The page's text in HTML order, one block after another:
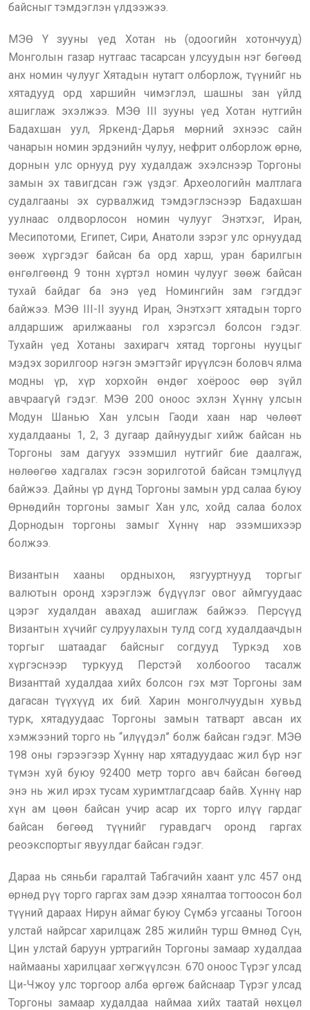
байсныг тэмдэглэн үлдээжээ.
МЭӨ Y зууны үед Хотан нь (одоогийн хотончууд)
Монголын газар нутгаас тасарсан улсуудын нэг бөгөөд
анх номин чулууг Хятадын нутагт олборлож, түүнийг нь
хятадууд орд харшийн чимэглэл, шашны зан үйлд
ашиглаж эхэлжээ. МЭӨ III зууны үед Хотан нутгийн
Бадахшан уул, Яркенд-Дарья мөрний эхнээс сайн
чанарын номин эрдэнийн чулуу, нефрит олборлож өрнө,
дорнын улс орнууд руу худалдаж эхэлснээр Торгоны
замын эх тавигдсан гэж үздэг. Археологийн малтлага
судалгааны эх сурвалжид тэмдэглэснээр Бадахшан
уулнаас олдворлосон номин чулууг Энэтхэг, Иран,
Месипотоми, Египет, Сири, Анатоли зэрэг улс орнуудад
зөөж хүргэдэг байсан ба орд харш, уран барилгын
өнгөлгөөнд 9 тонн хүртэл номин чулууг зөөж байсан
тухай байдаг ба энэ үед Номингийн зам гэгддэг
байжээ. МЭӨ III-II зуунд Иран, Энэтхэгт хятадын торго
алдаршиж арилжааны гол хэрэгсэл болсон гэдэг.
Тухайн үед Хотаны захирагч хятад торгоны нууцыг
мэдэх зорилгоор нэгэн эмэгтэйг ирүүлсэн боловч ялма
модны үр, хүр хорхойн өндөг хоёроос өөр зүйл
авчраагүй гэдэг. МЭӨ 200 оноос эхлэн Хүннү улсын
Модун Шанью Хан улсын Гаоди хаан нар чөлөөт
худалдааны 1, 2, 3 дугаар дайнуудыг хийж байсан нь
Торгоны зам дагуух эзэмшил нутгийг бие даалгаж,
нөлөөгөө хадгалах гэсэн зорилготой байсан тэмцлүүд
байжээ. Дайны үр дүнд Торгоны замын урд салаа буюу
Өрнөдийн торгоны замыг Хан улс, хойд салаа болох
Дорнодын торгоны замыг Хүннү нар эзэмшихээр
болжээ.
Византын хааны ордныхон, язгууртнууд торгыг
валютын оронд хэрэглэж бүдүүлэг овог аймгуудаас
цэрэг худалдан авахад ашиглаж байжээ. Персүүд
Византын хүчийг сулруулахын тулд согд худалдаачдын
торгыг шатаадаг байсныг согдууд Туркэд хов
хүргэснээр туркууд Перстэй холбоогоо тасалж
Византтай худалдаа хийх болсон гэх мэт Торгоны зам
дагасан түүхүүд их бий. Харин монголчуудын хувьд
турк, хятадуудаас Торгоны замын татварт авсан их
хэмжээний торго нь “илүүдэл” болж байсан гэдэг. МЭӨ
198 оны гэрээгээр Хүннү нар хятадуудаас жил бүр нэг
түмэн хуй буюу 92400 метр торго авч байсан бөгөөд
энэ нь жил ирэх тусам хуримтлагдсаар байв. Хүннү нар
хүн ам цөөн байсан учир асар их торго илүү гардаг
байсан бөгөөд түүнийг гуравдагч оронд гаргах
реоэкспортыг явуулдаг байсан гэдэг.
Дараа нь сяньби гаралтай Табгачийн хаант улс 457 онд
өрнөд рүү торго гаргах зам дээр хяналтаа тогтоосон бол
түүний дараах Нирун аймаг буюу Сүмбэ угсааны Тогоон
улстай найрсаг харилцаж 285 жилийн турш Өмнөд Сүн,
Цин улстай баруун уртрагийн Торгоны замаар худалдаа
наймааны харилцааг хөгжүүлсэн. 670 оноос Түрэг улсад
Ци-Чжоу улс торгоор алба өргөж байснаар Түрэг улсад
Торгоны замаар худалдаа наймаа хийх таатай нөхцөл